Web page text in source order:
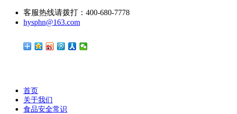
客服热线请拨打：400-680-7778
hysphn@163.com
首页
关于我们
食品安全常识